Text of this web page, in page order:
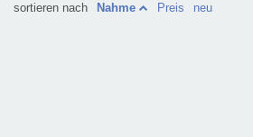
sortieren nach Nahme Preis neu